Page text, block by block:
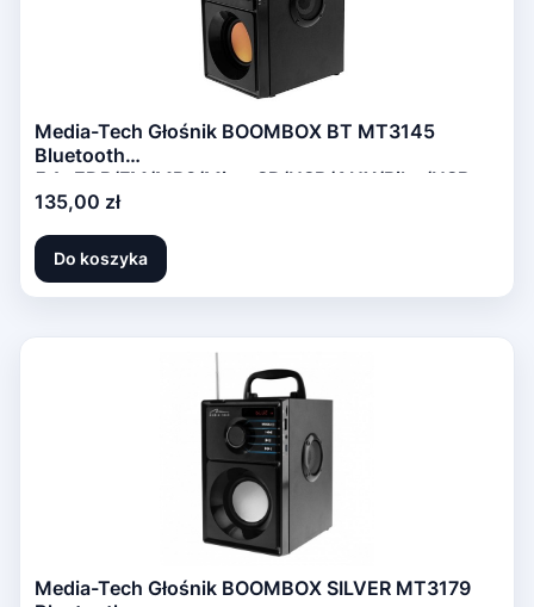
Media-Tech Głośnik BOOMBOX BT MT3145
Bluetooth
5.1+EDR/FM/MP3/MicroSD/USB/AUX/Pilot/USB-
C/LED/RMS 15W/PMPO 600W
Cena
135,00 zł
Do koszyka
Media-Tech Głośnik BOOMBOX SILVER MT3179